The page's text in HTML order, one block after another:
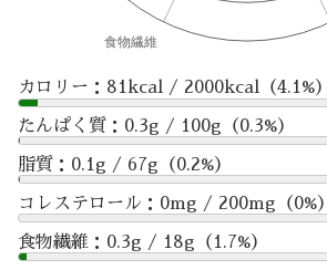
カロリー：81kcal / 2000kcal（4.1%）
たんぱく質：0.3g / 100g（0.3%）
脂質：0.1g / 67g（0.2%）
コレステロール：0mg / 200mg（0%）
食物繊維：0.3g / 18g（1.7%）